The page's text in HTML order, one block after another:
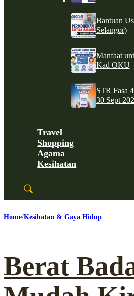
Bantuan
Selangor)
Manfaat
Kad OKU
STR Fasa
30 Sept
Travel
Shopping
Agama
Kesihatan
Home Kesihatan & Gaya Hidup
Berat